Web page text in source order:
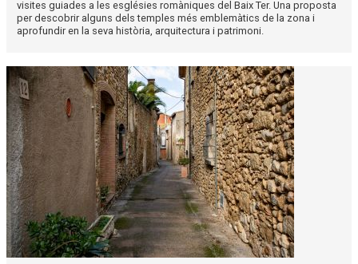
visites guiades a les esglésies romàniques del Baix Ter. Una proposta
per descobrir alguns dels temples més emblemàtics de la zona i
aprofundir en la seva història, arquitectura i patrimoni.